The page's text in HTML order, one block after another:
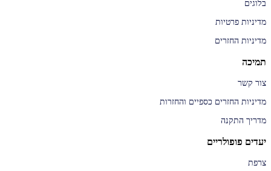
בלוגים
מדיניות פרטיות
מדיניות החזרים
תמיכה
צור קשר
מדיניות החזרים כספיים והחזרות
מדריך התקנה
יעדים פופולריים
צרפת